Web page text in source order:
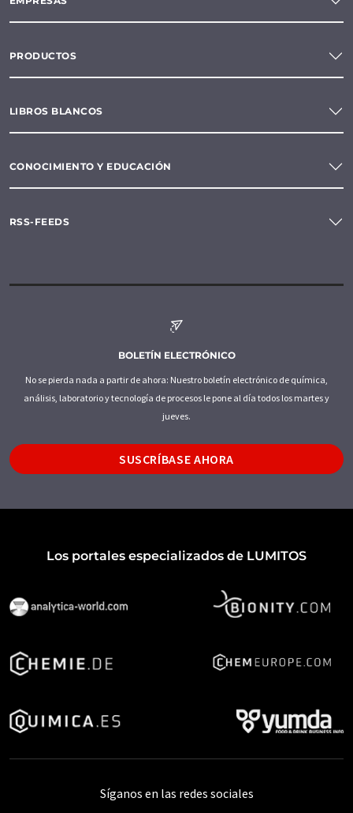
PRODUCTOS
LIBROS BLANCOS
CONOCIMIENTO Y EDUCACIÓN
RSS-FEEDS
BOLETÍN ELECTRÓNICO
No se pierda nada a partir de ahora: Nuestro boletín electrónico de química,
análisis, laboratorio y tecnología de procesos le pone al día todos los martes y
jueves.
SUSCRÍBASE AHORA
Los portales especializados de LUMITOS
Síganos en las redes sociales